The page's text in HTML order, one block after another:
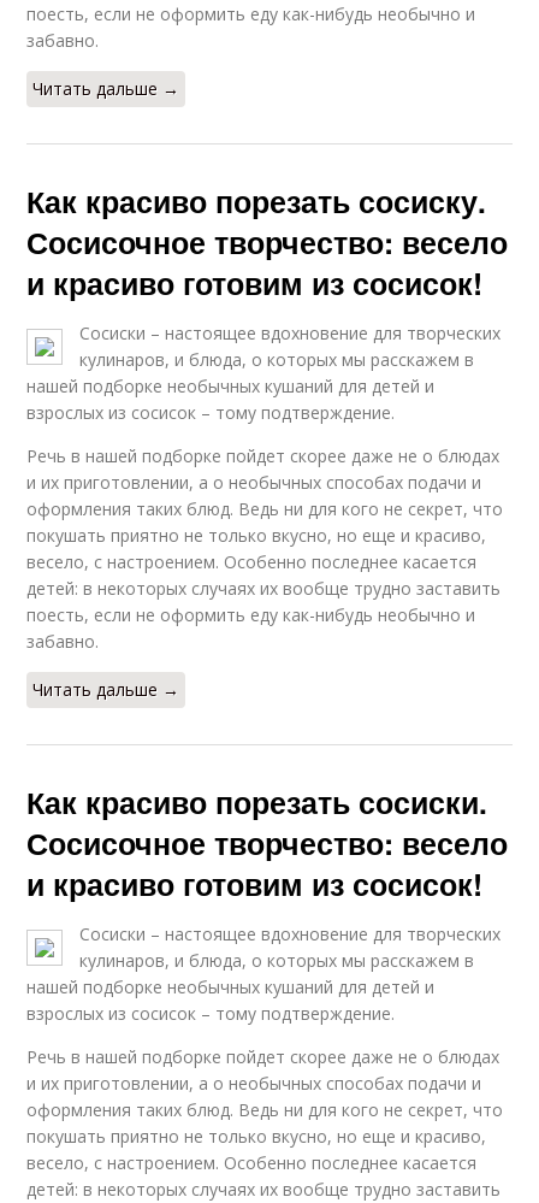
поесть, если не оформить еду как-нибудь необычно и
забавно.
Читать дальше →
Как красиво порезать сосиску.
Сосисочное творчество: весело
и красиво готовим из сосисок!
Сосиски – настоящее вдохновение для творческих
кулинаров, и блюда, о которых мы расскажем в
нашей подборке необычных кушаний для детей и
взрослых из сосисок – тому подтверждение.
Речь в нашей подборке пойдет скорее даже не о блюдах
и их приготовлении, а о необычных способах подачи и
оформления таких блюд. Ведь ни для кого не секрет, что
покушать приятно не только вкусно, но еще и красиво,
весело, с настроением. Особенно последнее касается
детей: в некоторых случаях их вообще трудно заставить
поесть, если не оформить еду как-нибудь необычно и
забавно.
Читать дальше →
Как красиво порезать сосиски.
Сосисочное творчество: весело
и красиво готовим из сосисок!
Сосиски – настоящее вдохновение для творческих
кулинаров, и блюда, о которых мы расскажем в
нашей подборке необычных кушаний для детей и
взрослых из сосисок – тому подтверждение.
Речь в нашей подборке пойдет скорее даже не о блюдах
и их приготовлении, а о необычных способах подачи и
оформления таких блюд. Ведь ни для кого не секрет, что
покушать приятно не только вкусно, но еще и красиво,
весело, с настроением. Особенно последнее касается
детей: в некоторых случаях их вообще трудно заставить